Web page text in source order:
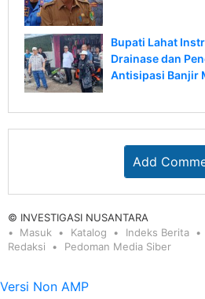
Bupati Lahat
Drainase dan
Antisipasi Banjir
Add
© INVESTIGASI NUSANTARA
Masuk
Katalog Indeks Berita
Redaksi
Pedoman Media Siber
Versi Non AMP